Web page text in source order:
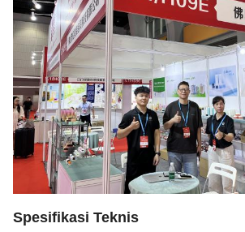
Spesifikasi Teknis